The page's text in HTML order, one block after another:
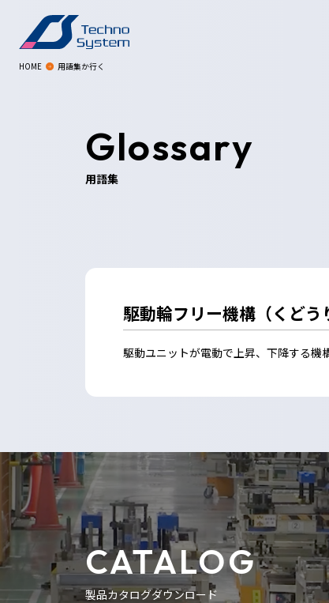
HOME 用語集か行く
Glossary
用語集
駆動輪フリー機構（くどう
駆動ユニットが電動で上昇、下降する機
CATALOG
製品カタログダウンロード